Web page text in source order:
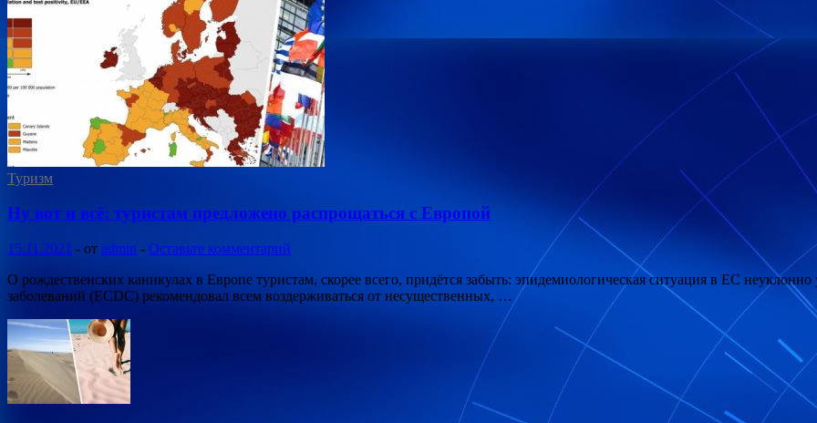
Туризм
Ну вот и всё: туристам предложено распрощаться с Европой
15.11.2021 - от admin - Оставьте комментарий
О рождественских каникулах в Европе туристам, скорее всего, придётся забыть: эпидемиологическая ситуация в ЕС
заболеваний (ECDC) рекомендовал всем воздерживаться от несущественных, …